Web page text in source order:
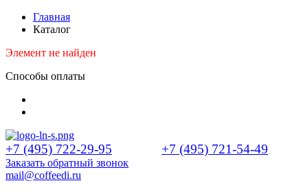
Главная
Каталог
Элемент не найден
Способы оплаты
+7 (495) 722-29-95 +7 (495) 721-54-49
Заказать обратный звонок
mail@coffeedi.ru